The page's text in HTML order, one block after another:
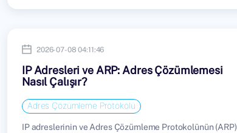
2026-07-08 04:11:46
IP Adresleri ve ARP: Adres Çözümlemesi
Nasıl Çalışır?
Adres Çözümleme Protokolü
IP adreslerinin ve Adres Çözümleme Protokolünün (ARP)